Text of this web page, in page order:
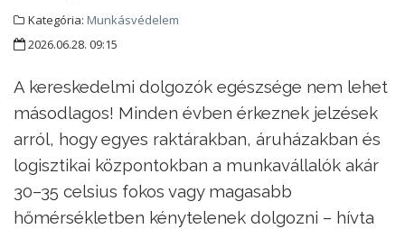
Kategória: Munkásvédelem
2026.06.28. 09:15
A kereskedelmi dolgozók egészsége nem lehet
másodlagos! Minden évben érkeznek jelzések
arról, hogy egyes raktárakban, áruházakban és
logisztikai központokban a munkavállalók akár
30–35 celsius fokos vagy magasabb
hőmérsékletben kénytelenek dolgozni – hívta